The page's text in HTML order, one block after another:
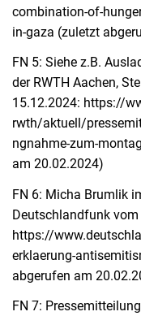
combination-of-
in-gaza (zuletzt
FN 5: Siehe z.B.
der RWTH Aachen,
15.12.2024: https://
rwth/aktuell/
ngnahme-zum-
am 20.02.2024)
FN 6: Micha Brumlik
Deutschlandfunk
https://
erklaerung-
abgerufen am
FN 7: